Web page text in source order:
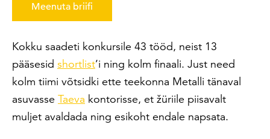
Meenuta briifi
Kokku saadeti konkursile 43 tööd, neist 13
pääsesid shortlist’i ning kolm finaali. Just need
kolm tiimi võtsidki ette teekonna Metalli tänaval
asuvasse Taeva kontorisse, et žüriile piisavalt
muljet avaldada ning esikoht endale napsata.